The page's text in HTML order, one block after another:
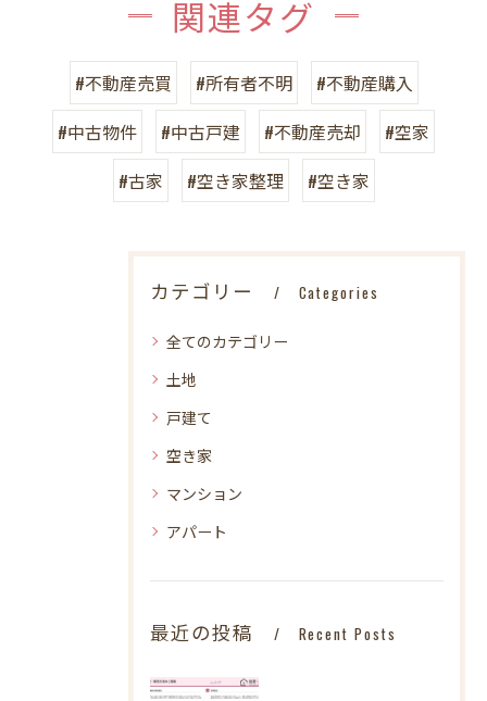
関連タグ
#不動産売買 #所有者不明
#不動産購入
#中古物件
#中古戸建 #不動産売却
#空家
#古家
#空き家整理 #空き家
カテゴリー Categories
全てのカテゴリー
土地
戸建て
空き家
マンション
アパート
最近の投稿 Recent Posts